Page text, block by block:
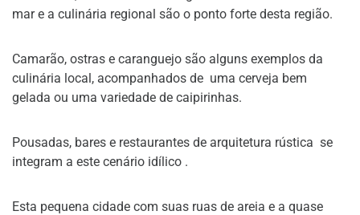
mar e a culinária regional são o ponto forte desta região.
Camarão, ostras e caranguejo são alguns exemplos da
culinária local, acompanhados de uma cerveja bem
gelada ou uma variedade de caipirinhas.
Pousadas, bares e restaurantes de arquitetura rústica se
integram a este cenário idílico .
Esta pequena cidade com suas ruas de areia e a quase